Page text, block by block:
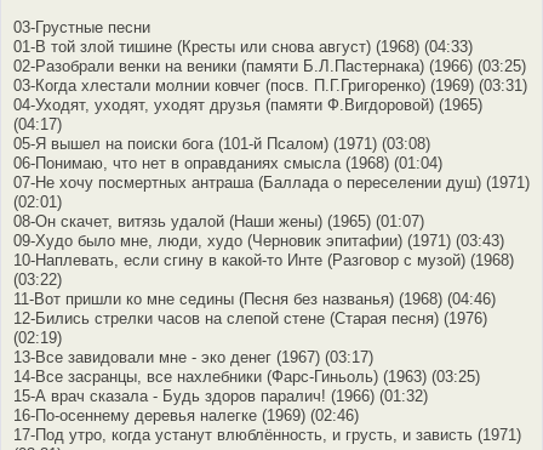
03-Грустные песни
01-В той злой тишине (Кресты или снова август) (1968) (04:33)
02-Разобрали венки на веники (памяти Б.Л.Пастернака) (1966) (03:25)
03-Когда хлестали молнии ковчег (посв. П.Г.Григоренко) (1969) (03:31)
04-Уходят, уходят, уходят друзья (памяти Ф.Вигдоровой) (1965)
(04:17)
05-Я вышел на поиски бога (101-й Псалом) (1971) (03:08)
06-Понимаю, что нет в оправданиях смысла (1968) (01:04)
07-Не хочу посмертных антраша (Баллада о переселении душ) (1971)
(02:01)
08-Он скачет, витязь удалой (Наши жены) (1965) (01:07)
09-Худо было мне, люди, худо (Черновик эпитафии) (1971) (03:43)
10-Наплевать, если сгину в какой-то Инте (Разговор с музой) (1968)
(03:22)
11-Вот пришли ко мне седины (Песня без названья) (1968) (04:46)
12-Бились стрелки часов на слепой стене (Старая песня) (1976)
(02:19)
13-Все завидовали мне - эко денег (1967) (03:17)
14-Все засранцы, все нахлебники (Фарс-Гиньоль) (1963) (03:25)
15-А врач сказала - Будь здоров паралич! (1966) (01:32)
16-По-осеннему деревья налегке (1969) (02:46)
17-Под утро, когда устанут влюблённость, и грусть, и зависть (1971)